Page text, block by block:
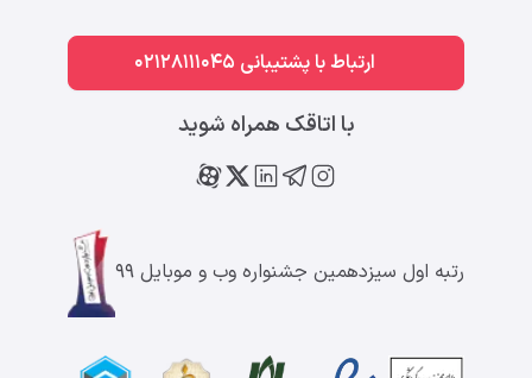
ارتباط با پشتیبانی 02128111045
با اتاقک همراه شوید
رتبه اول سیزدهمین جشنواره وب و موبایل ۹۹